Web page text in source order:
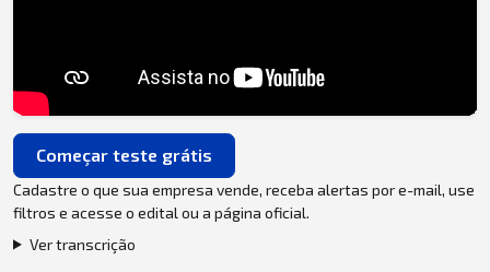
Começar teste grátis
Cadastre o que sua empresa vende, receba alertas por e-mail, use
filtros e acesse o edital ou a página oficial.
Ver transcrição